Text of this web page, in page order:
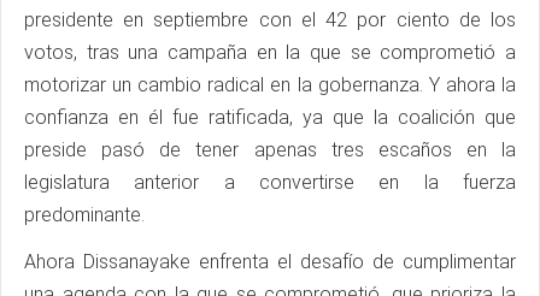
presidente en septiembre con el 42 por ciento de los
votos, tras una campaña en la que se comprometió a
motorizar un cambio radical en la gobernanza. Y ahora la
confianza en él fue ratificada, ya que la coalición que
preside pasó de tener apenas tres escaños en la
legislatura anterior a convertirse en la fuerza
predominante.
Ahora Dissanayake enfrenta el desafío de cumplimentar